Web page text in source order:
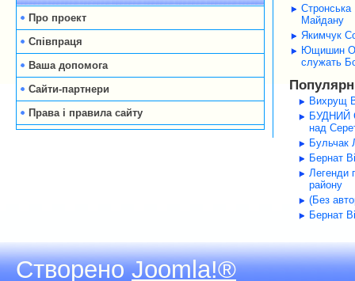
Про проект
Співпраця
Ваша допомога
Сайти-партнери
Права і правила сайту
Стронська
Майдану
Якимчук
Ющишин
служать
Вихрущ
БУДНИЙ
над
Бульчак
Бернат
Легенди
району
(Без
Бернат
СтвореноJoomla!®